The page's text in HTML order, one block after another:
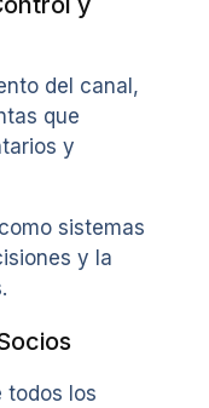
del canal,
que
y
sistemas
y la
todos los